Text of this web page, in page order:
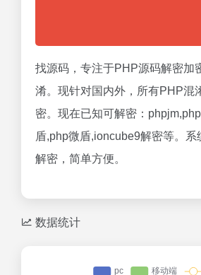
找源码，专注于PHP源码解密加
淆。现针对国内外，所有PHP混
密。现在已知可解密：
盾,php微盾,ioncube9解密等。系
解密，简单方便。
数据统计